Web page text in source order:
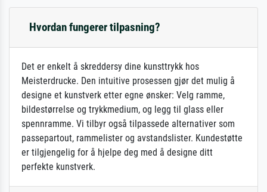
Hvordan fungerer tilpasning?
Det er enkelt å skreddersy dine kunsttrykk hos
Meisterdrucke. Den intuitive prosessen gjør det mulig å
designe et kunstverk etter egne ønsker: Velg ramme,
bildestørrelse og trykkmedium, og legg til glass eller
spennramme. Vi tilbyr også tilpassede alternativer som
passepartout, rammelister og avstandslister. Kundestøtte
er tilgjengelig for å hjelpe deg med å designe ditt
perfekte kunstverk.